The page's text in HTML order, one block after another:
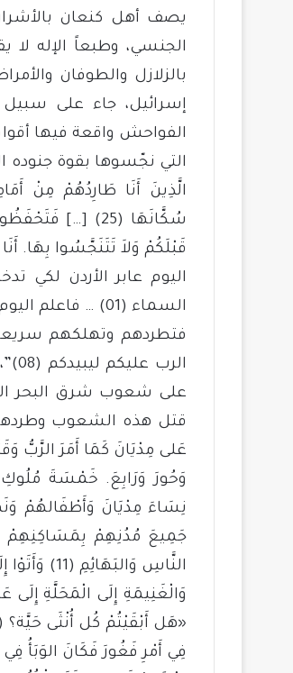
يصف أهل كنعان
الجنسي، وطبعاً الإله
بالزلازل والطوفان
الفواحش واقعة فيها
التي نجّسوها بقوة جنوده
سُكَّانَهَا (25)
اليوم عابر الأردن
السماء (01) …
على شعوب شرق البحر
النَّاسِ